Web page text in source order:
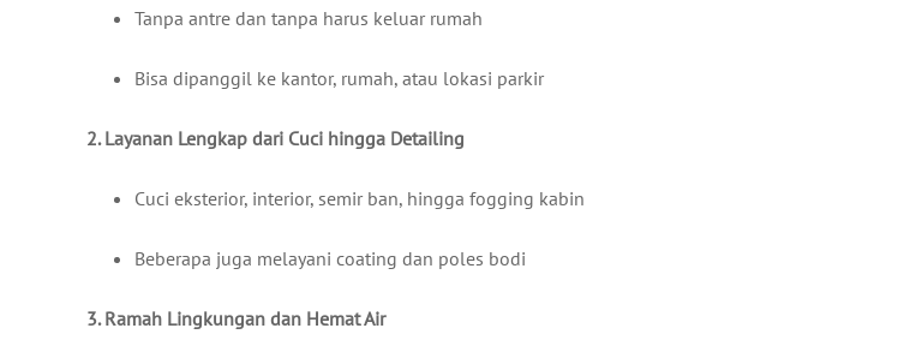
Tanpa antre dan tanpa harus keluar rumah
Bisa dipanggil ke kantor, rumah, atau lokasi parkir
2. Layanan Lengkap dari Cuci hingga Detailing
Cuci eksterior, interior, semir ban, hingga fogging kabin
Beberapa juga melayani coating dan poles bodi
3. Ramah Lingkungan dan Hemat Air